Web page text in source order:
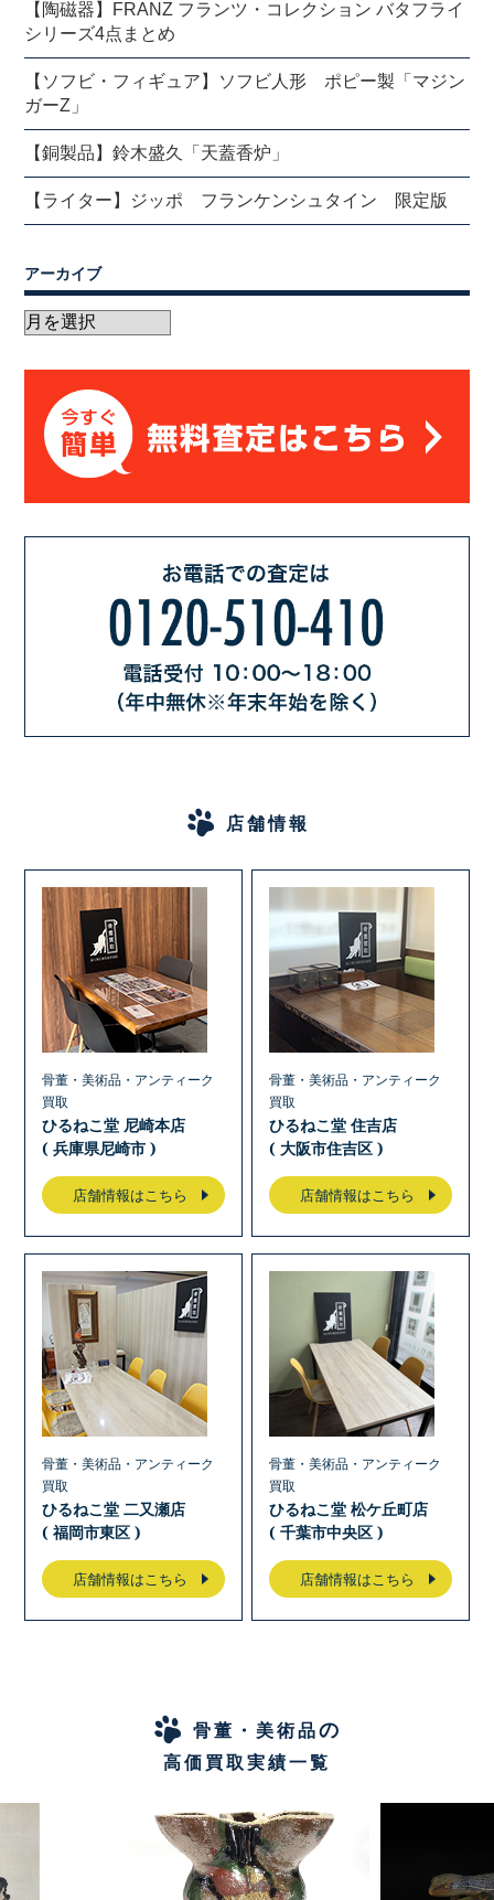
【陶磁器】FRANZ フランツ・コレクション バタフライ
シリーズ4点まとめ
【ソフビ・フィギュア】ソフビ人形 ポピー製「マジン
ガーZ」
【銅製品】鈴木盛久「天蓋香炉」
【ライター】ジッポ フランケンシュタイン 限定版
アーカイブ
店舗情報
骨董・美術品・アンティーク
買取
ひるねこ堂 尼崎本店
( 兵庫県尼崎市 )
店舗情報はこちら
骨董・美術品・アンティーク
買取
ひるねこ堂 住吉店
( 大阪市住吉区 )
店舗情報はこちら
骨董・美術品・アンティーク
買取
ひるねこ堂 二又瀬店
( 福岡市東区 )
店舗情報はこちら
骨董・美術品・アンティーク
買取
ひるねこ堂 松ケ丘町店
( 千葉市中央区 )
店舗情報はこちら
骨董・美術品の
高価買取実績一覧